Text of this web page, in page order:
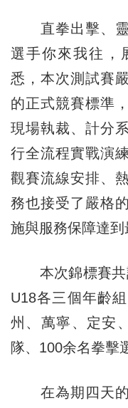
直拳出擊、靈
選手你來我往，
悉，本次測試賽
的正式競賽標準
現場執裁、計分
行全流程實戰演
觀賽流線安排、
務也接受了嚴格
施與服務保障達到
本次錦標賽共
U18各三個年齡
州、萬寧、定安
隊、100余名拳擊
在為期四天的